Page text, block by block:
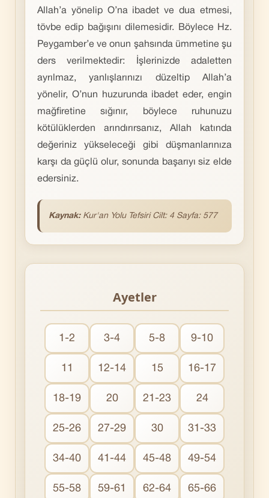
Allah’a yönelip O’na ibadet ve dua etmesi,
tövbe edip bağışını dilemesidir. Böylece Hz.
Peygamber’e ve onun şahsında ümmetine şu
ders verilmektedir: İşlerinizde adaletten
ayrılmaz, yanlışlarınızı düzeltip Allah’a
yönelir, O’nun huzurunda ibadet eder, engin
mağfiretine sığınır, böylece ruhunuzu
kötülüklerden arındırırsanız, Allah katında
değeriniz yükseleceği gibi düşmanlarınıza
karşı da güçlü olur, sonunda başarıyı siz elde
edersiniz.
Kaynak: Kur'an Yolu Tefsiri Cilt: 4 Sayfa: 577
Ayetler
1-2 3-4 5-8 9-10
11 12-14 15 16-17
18-19 20 21-23 24
25-26 27-29 30 31-33
34-40 41-44 45-48 49-54
55-58 59-61 62-64 65-66